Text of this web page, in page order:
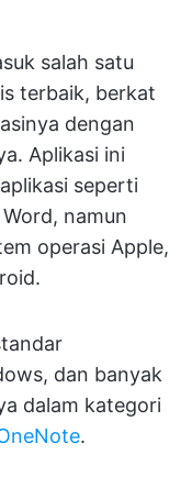
salah satu
terbaik, berkat
dengan
Aplikasi ini
seperti
namun
operasi Apple,
dan banyak
dalam kategori
.